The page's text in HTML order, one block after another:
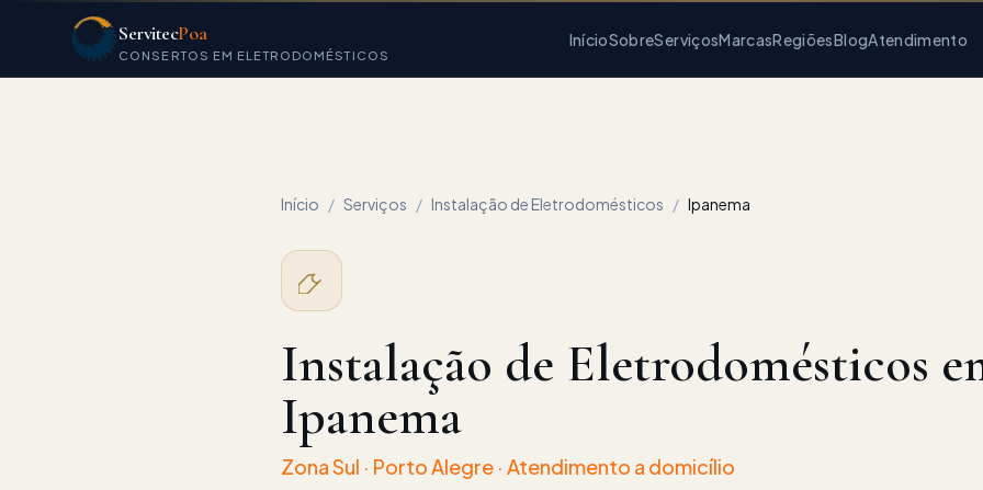
ServitecPoa
CONSERTOS EM ELETRODOMÉSTICOS
InícioSobreServiçosMarcasRegiõesBlogAtendimento
Início / Serviços / Instalação de Eletrodomésticos / Ipanema
Instalação de Eletrodomésticos
Ipanema
Zona Sul · Porto Alegre · Atendimento a domicílio